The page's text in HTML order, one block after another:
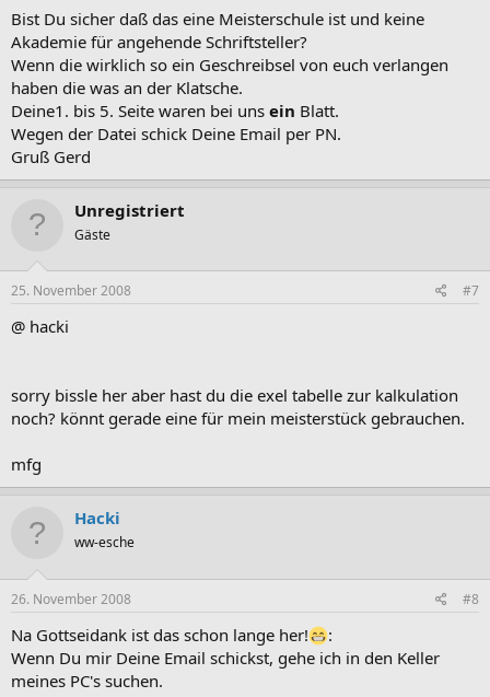
Du meinst eine Excel Datei? Wenn du sowas hast, wieso denn nicht -
> Bescheid! ^^
Bist Du sicher daß das eine Meisterschule ist und keine
Akademie für angehende Schriftsteller?
Wenn die wirklich so ein Geschreibsel von euch verlangen
haben die was an der Klatsche.
Deine1. bis 5. Seite waren bei uns ein Blatt.
Wegen der Datei schick Deine Email per PN.
Gruß Gerd
Unregistriert
Gäste
25. November 2008 #7
@ hacki
sorry bissle her aber hast du die exel tabelle zur kalkulation
noch? könnt gerade eine für mein meisterstück gebrauchen.
mfg
Hacki
ww-esche
26. November 2008 #8
Na Gottseidank ist das schon lange her!
:
Wenn Du mir Deine Email schickst, gehe ich in den Keller
meines PC's suchen.